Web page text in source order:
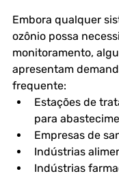
Embora qualquer
ozônio possa
monitoramento,
apresentam
frequente:
Estações de
para
Empresas de
Indústrias
Indústrias